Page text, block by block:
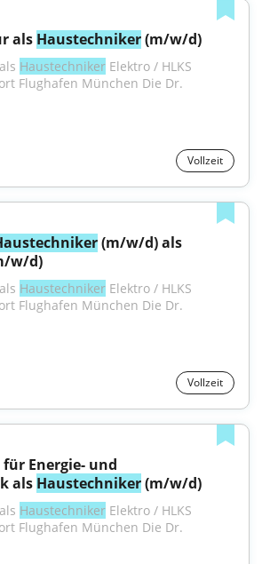
als Haustechniker (m/w/d)
Haustechniker Elektro / HLKS
Flughafen München Die Dr.
Vollzeit
(m/w/d) als
w/d)
Haustechniker Elektro / HLKS
Flughafen München Die Dr.
Vollzeit
Energie- und
als Haustechniker (m/w/d)
Haustechniker Elektro / HLKS
Flughafen München Die Dr.